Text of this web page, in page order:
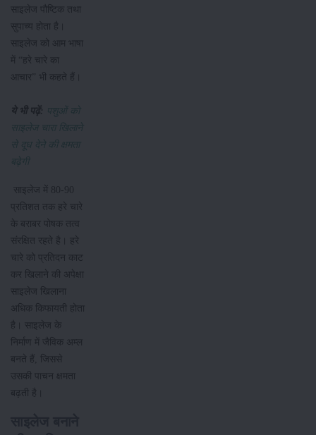
साइलेज पौष्टिक तथा
सुपाच्य होता है।
साइलेज को आम भाषा
में “हरे चारे का
आचार” भी कहते हैं।
ये भी पढ़ें: पशुओं को
साइलेज चारा खिलाने
से दूध देने की क्षमता
बढ़ेगी
साइलेज में 80-90
प्रतिशत तक हरे चारे
के बराबर पोषक तत्व
संरक्षित रहते है। हरे
चारे को प्रतिदन काट
कर खिलाने की अपेक्षा
साइलेज खिलाना
अधिक किफायती होता
है। साइलेज के
निर्माण में जैविक अम्ल
बनते हैं, जिससे
उसकी पाचन क्षमता
बढ़ती है।